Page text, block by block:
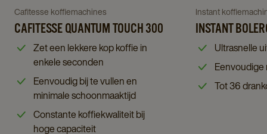
Cafitesse
Quantum
Touch
300
details
page
Navigate
to
Cafitesse
Quantum
Touch
details
page
Cafitesse koffiemachines
CAFITESSE QUANTUM TOUCH 300
Zet een lekkere kop koffie in
enkele seconden
Eenvoudig bij te vullen en
minimale schoonmaaktijd
Constante koffiekwaliteit bij
hoge capaciteit
Instant
Bolero
Turbo
details
page
Navigate
to
Instant
Bolero
Touch
Instant
INSTANT
Ultrasnelle
Eenvoudige
Tot 36